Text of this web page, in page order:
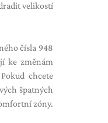
velikostí
čísla 948
ke změnám
chcete
špatných
zóny.